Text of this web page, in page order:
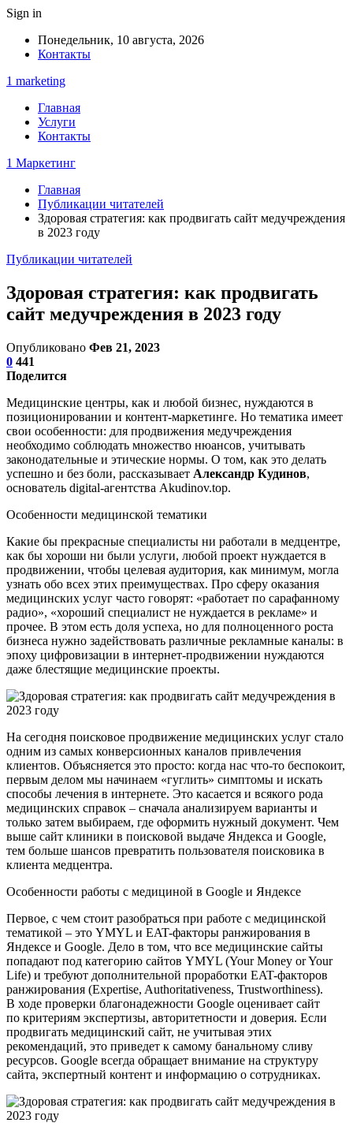
Sign in
Понедельник, 10 августа, 2026
Контакты
1 marketing
Главная
Услуги
Контакты
1 Маркетинг
Главная
Публикации читателей
Здоровая стратегия: как продвигать сайт медучреждения
в 2023 году
Публикации читателей
Здоровая стратегия: как продвигать
сайт медучреждения в 2023 году
Опубликовано Фев 21, 2023
0 441
Поделится
Медицинские центры, как и любой бизнес, нуждаются в
позиционировании и контент-маркетинге. Но тематика имеет
свои особенности: для продвижения медучреждения
необходимо соблюдать множество нюансов, учитывать
законодательные и этические нормы. О том, как это делать
успешно и без боли, рассказывает Александр Кудинов,
основатель digital-агентства Akudinov.top.
Особенности медицинской тематики
Какие бы прекрасные специалисты ни работали в медцентре,
как бы хороши ни были услуги, любой проект нуждается в
продвижении, чтобы целевая аудитория, как минимум, могла
узнать обо всех этих преимуществах. Про сферу оказания
медицинских услуг часто говорят: «работает по сарафанному
радио», «хороший специалист не нуждается в рекламе» и
прочее. В этом есть доля успеха, но для полноценного роста
бизнеса нужно задействовать различные рекламные каналы: в
эпоху цифровизации в интернет-продвижении нуждаются
даже блестящие медицинские проекты.
На сегодня поисковое продвижение медицинских услуг стало
одним из самых конверсионных каналов привлечения
клиентов. Объясняется это просто: когда нас что-то беспокоит,
первым делом мы начинаем «гуглить» симптомы и искать
способы лечения в интернете. Это касается и всякого рода
медицинских справок – сначала анализируем варианты и
только затем выбираем, где оформить нужный документ. Чем
выше сайт клиники в поисковой выдаче Яндекса и Google,
тем больше шансов превратить пользователя поисковика в
клиента медцентра.
Особенности работы с медициной в Google и Яндексе
Первое, с чем стоит разобраться при работе с медицинской
тематикой – это YMYL и EAT-факторы ранжирования в
Яндексе и Google. Дело в том, что все медицинские сайты
попадают под категорию сайтов YMYL (Your Money or Your
Life) и требуют дополнительной проработки EAT-факторов
ранжирования (Expertise, Authoritativeness, Trustworthiness).
В ходе проверки благонадежности Google оценивает сайт
по критериям экспертизы, авторитетности и доверия. Если
продвигать медицинский сайт, не учитывая этих
рекомендаций, это приведет к самому банальному сливу
ресурсов. Google всегда обращает внимание на структуру
сайта, экспертный контент и информацию о сотрудниках.